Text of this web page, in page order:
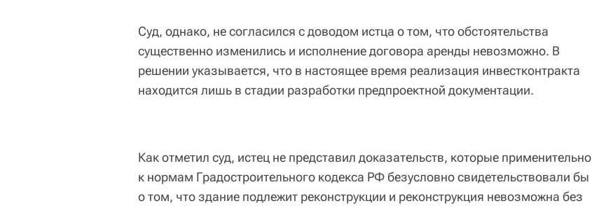
Суд, однако, не согласился с доводом истца о том, что обстоятельства
существенно изменились и исполнение договора аренды невозможно. В
решении указывается, что в настоящее время реализация инвестконтракта
находится лишь в стадии разработки предпроектной документации.
Как отметил суд, истец не представил доказательств, которые применительно
к нормам Градостроительного кодекса РФ безусловно свидетельствовали бы
о том, что здание подлежит реконструкции и реконструкция невозможна без